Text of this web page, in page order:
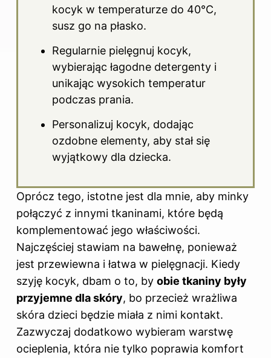
kocyk w temperaturze do 40°C,
susz go na płasko.
Regularnie pielęgnuj kocyk,
wybierając łagodne detergenty i
unikając wysokich temperatur
podczas prania.
Personalizuj kocyk, dodając
ozdobne elementy, aby stał się
wyjątkowy dla dziecka.
Oprócz tego, istotne jest dla mnie, aby minky
połączyć z innymi tkaninami, które będą
komplementować jego właściwości.
Najczęściej stawiam na bawełnę, ponieważ
jest przewiewna i łatwa w pielęgnacji. Kiedy
szyję kocyk, dbam o to, by obie tkaniny były
przyjemne dla skóry, bo przecież wrażliwa
skóra dzieci będzie miała z nimi kontakt.
Zazwyczaj dodatkowo wybieram warstwę
ocieplenia, która nie tylko poprawia komfort